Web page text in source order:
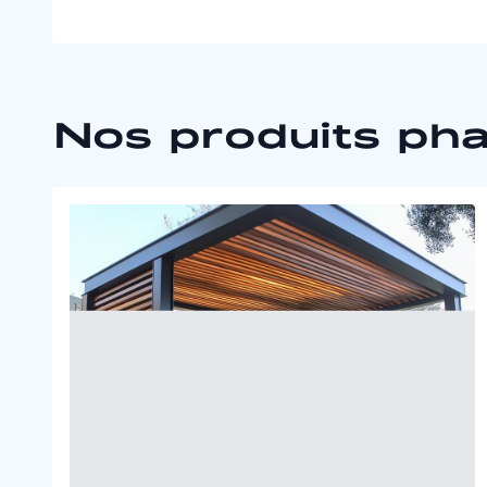
Nos produits